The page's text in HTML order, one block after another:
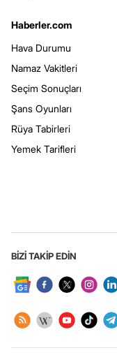
Haberler.com
Hava Durumu
Namaz Vakitleri
Seçim Sonuçları
Şans Oyunları
Rüya Tabirleri
Yemek Tarifleri
BİZİ TAKİP EDİN